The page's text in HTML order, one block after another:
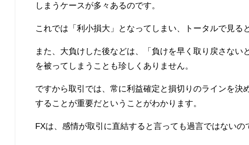
しまうケースが多々あるのです。
これでは「利小損大」となってしまい、トータルで見る
また、大負けした後などは、「負けを早く取り戻さな
を被ってしまうことも珍しくありません。
ですから取引では、常に利益確定と損切りのラインを決
することが重要だということがわかります。
FXは、感情が取引に直結すると言っても過言ではないの